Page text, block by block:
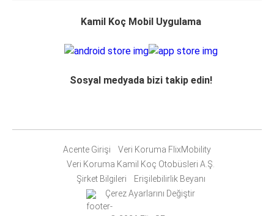
Kamil Koç Mobil Uygulama
Sosyal medyada bizi takip edin!
Acente Girişi
Veri Koruma FlixMobility
Veri Koruma Kamil Koç Otobüsleri A.Ş.
Şirket Bilgileri
Erişilebilirlik Beyanı
Çerez Ayarlarını Değiştir